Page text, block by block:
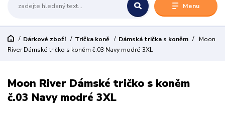
Menu
Dárkové zboží Trička koně Dámská trička s koněm
Moon
River Dámské tričko s koněm č.03 Navy modré 3XL
Moon River Dámské tričko s koněm
č.03 Navy modré 3XL